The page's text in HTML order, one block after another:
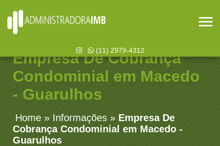
(11) 2979-4312
Empresa De Cobrança
Condominial em Macedo
- Guarulhos
Home » Informações » Empresa De
Cobrança Condominial em Macedo -
Guarulhos